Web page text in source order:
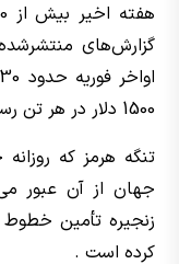
گزارش‌های
1500 دلار در هر تن رسیده است .
جهان از آن عبور
زنجیره تأمین خطوط
کرده است .